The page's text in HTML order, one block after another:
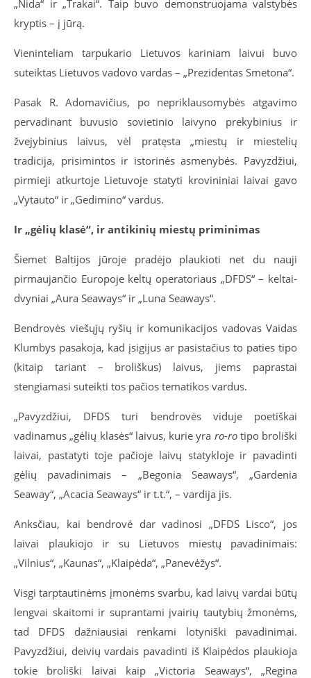
„Nida“ ir „Trakai“. Taip buvo demonstruojama valstybės
kryptis – į jūrą.
Vieninteliam tarpukario Lietuvos kariniam laivui buvo
suteiktas Lietuvos vadovo vardas – „Prezidentas Smetona“.
Pasak R. Adomavičius, po nepriklausomybės atgavimo
pervadinant buvusio sovietinio laivyno prekybinius ir
žvejybinius laivus, vėl pratęsta „miestų ir miestelių
tradicija, prisimintos ir istorinės asmenybės. Pavyzdžiui,
pirmieji atkurtoje Lietuvoje statyti krovininiai laivai gavo
„Vytauto“ ir „Gedimino“ vardus.
Ir „gėlių klasė“, ir antikinių miestų priminimas
Šiemet Baltijos jūroje pradėjo plaukioti net du nauji
pirmaujančio Europoje keltų operatoriaus „DFDS“ – keltai-
dvyniai „Aura Seaways“ ir „Luna Seaways“.
Bendrovės viešųjų ryšių ir komunikacijos vadovas Vaidas
Klumbys pasakoja, kad įsigijus ar pasistačius to paties tipo
(kitaip tariant – broliškus) laivus, jiems paprastai
stengiamasi suteikti tos pačios tematikos vardus.
„Pavyzdžiui, DFDS turi bendrovės viduje poetiškai
vadinamus „gėlių klasės“ laivus, kurie yra ro-rotipo broliški
laivai, pastatyti toje pačioje laivų statykloje ir pavadinti
gėlių pavadinimais – „Begonia Seaways“, „Gardenia
Seaway“, „Acacia Seaways“ ir t.t.“, – vardija jis.
Anksčiau, kai bendrovė dar vadinosi „DFDS Lisco“, jos
laivai plaukiojo ir su Lietuvos miestų pavadinimais:
„Vilnius“, „Kaunas“, „Klaipėda“, „Panevėžys“.
Visgi tarptautinėms įmonėms svarbu, kad laivų vardai būtų
lengvai skaitomi ir suprantami įvairių tautybių žmonėms,
tad DFDS dažniausiai renkami lotyniški pavadinimai.
Pavyzdžiui, deivių vardais pavadinti iš Klaipėdos plaukioja
tokie broliški laivai kaip „Victoria Seaways“, „Regina